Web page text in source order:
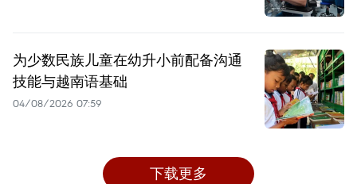
为少数民族儿童在幼升小前配备沟通
技能与越南语基础
04/08/2026 07:59
下载更多